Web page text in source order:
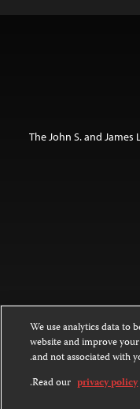
The John S. and
Except where noted,
Commons
We use analytics data to
website and improve
and not associated with
Read our privacy policy